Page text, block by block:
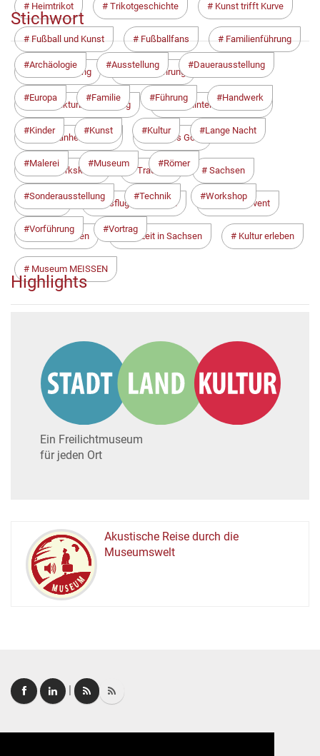
Heimtrikot Trikotgeschichte Kunst trifft Kurve
Fußball und Kunst Fußballfans Familienführung
Sonderführung Werksführung
Manufakturbesichtigung Blick hinter die Kulissen
Porzellanherstellung Weißes Gold
Handwerkskunst Tradition Sachsen
Ausflug mit Kindern Familienevent
Sommerferien Freizeit in Sachsen Kultur erleben
Museum MEISSEN
Stichwort
Archäologie Ausstellung Dauerausstellung
Europa Familie Führung Handwerk
Kinder Kunst Kultur Lange Nacht
Malerei Museum Römer
Sonderausstellung Technik Workshop
Vorführung Vortrag
Highlights
Ein Freilichtmuseum
für jeden Ort
MUSEUM
Akustische Reise durch die
Museumswelt